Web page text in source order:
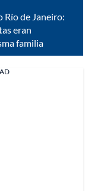
de Janeiro:
eran
familia